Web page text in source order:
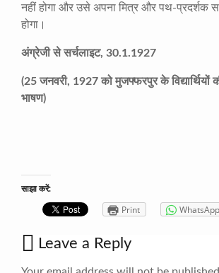
नहीं होगा और उसे अपना मित्र और पथ-प्रदर्शक
होगा।
अंग्रेजी से सर्चलाइट, 30.1.1927
(25 जनवरी, 1927 को मुजफ्फरपुर के विद्यार्थियों
भाषण)
साझा करें:
Print WhatsApp
Leave a Reply